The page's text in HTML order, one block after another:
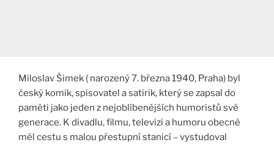
Miloslav Šimek ( narozený 7. března 1940, Praha) byl
český komik, spisovatel a satirik, který se zapsal do
paměti jako jeden z nejoblíbenějších humoristů své
generace. K divadlu, filmu, televizi a humoru obecně
měl cestu s malou přestupní stanicí – vystudoval